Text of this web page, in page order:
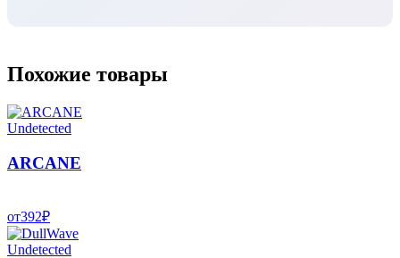
Похожие товары
Undetected
ARCANE
от392₽
Undetected